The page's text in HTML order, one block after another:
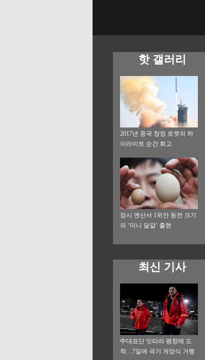
핫 갤러리
2017년 중국 창정 로켓의 하
이라이트 순간 회고
장시 옌산서 1위안 동전 크기
의 ‘미니 달걀’ 출현
최신 기사
中대표단 잇따라 평창에 도
착…7일에 국기 게양식 거행